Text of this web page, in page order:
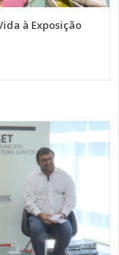
à Exposição